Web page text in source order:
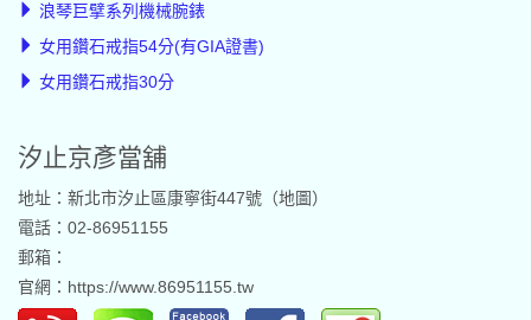
浪琴巨擘系列機械腕錶
女用鑽石戒指54分(有GIA證書)
女用鑽石戒指30分
汐止京彥當舖
地址：新北市汐止區康寧街447號（地圖）
電話：02-86951155
郵箱：
官網： https://www.86951155.tw